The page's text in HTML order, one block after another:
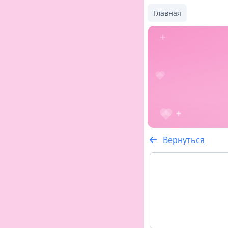
Главная
Вернуться